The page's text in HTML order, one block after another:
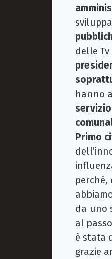
delle
hanno
Primo
da uno
al
è stata
grazie